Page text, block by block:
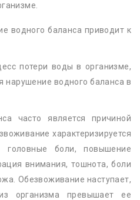
водного баланса приводит к
потери воды в организме,
нарушение водного баланса в
часто является причиной
характеризируется
головные боли, повышение
внимания, тошнота, боли
Обезвоживание наступает,
организма превышает ее